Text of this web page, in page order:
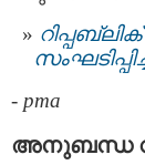
- pma
അനുബന്ധ